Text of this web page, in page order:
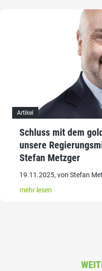
Artikel
Schluss mit dem
unsere
Stefan Metzger
19.11.2025, von Stefan
mehr lesen